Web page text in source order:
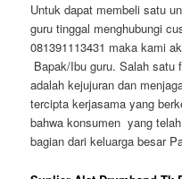
Untuk dapat membeli satu
guru tinggal menghubungi
081391113431 maka kami
Bapak/Ibu guru. Salah satu
adalah kejujuran dan
tercipta kerjasama yang
bahwa konsumen yang
bagian dari keluarga besar